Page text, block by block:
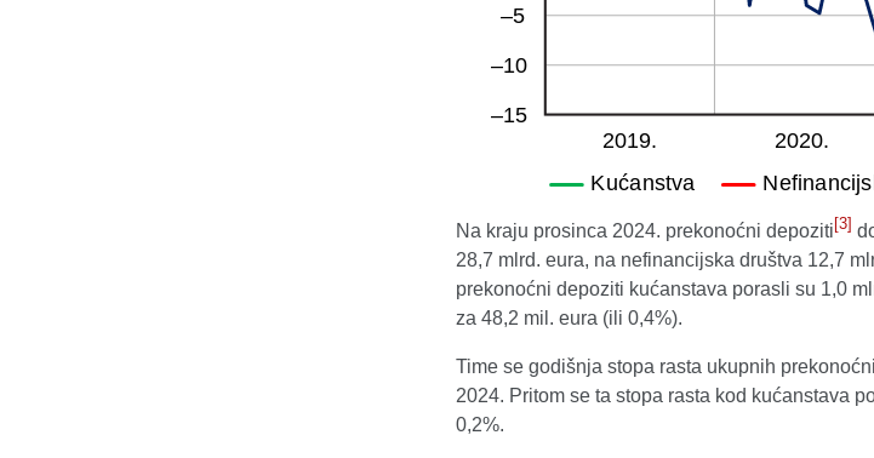
Na kraju prosinca 2024. prekonoćni depoziti [3]
28,7 mlrd. eura, na nefinancijska društva 12,7
prekonoćni depoziti kućanstava porasli su 1,0
za 48,2 mil. eura (ili 0,4%).
Time se godišnja stopa rasta ukupnih
2024. Pritom se ta stopa rasta kod kućanstava
0,2%.